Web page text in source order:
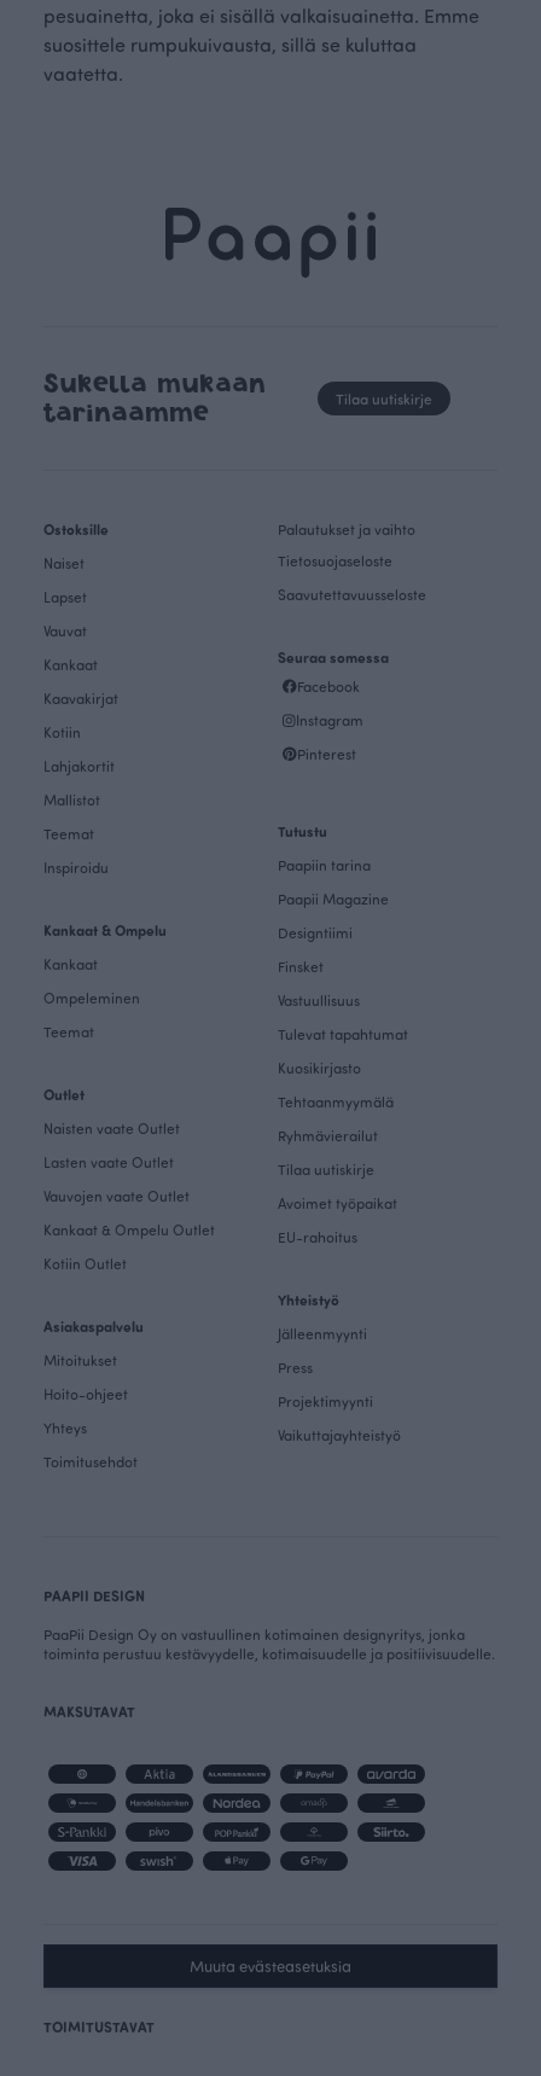
pesuainetta, joka ei sisällä valkaisuainetta. Emme
suosittele rumpukuivausta, sillä se kuluttaa
vaatetta.
Sukella mukaan
tarinaamme
Tilaa uutiskirje
Ostoksille
Naiset
Lapset
Vauvat
Kankaat
Kaavakirjat
Kotiin
Lahjakortit
Mallistot
Teemat
Inspiroidu
Kankaat & Ompelu
Kankaat
Ompeleminen
Teemat
Outlet
Naisten vaate Outlet
Lasten vaate Outlet
Vauvojen vaate Outlet
Kankaat & Ompelu Outlet
Kotiin Outlet
Asiakaspalvelu
Mitoitukset
Hoito-ohjeet
Yhteys
Toimitusehdot
Palautukset ja vaihto
Tietosuojaseloste
Saavutettavuusseloste
Seuraa somessa
Facebook
Instagram
Pinterest
Tutustu
Paapiin tarina
Paapii Magazine
Designtiimi
Finsket
Vastuullisuus
Tulevat tapahtumat
Kuosikirjasto
Tehtaanmyymälä
Ryhmävierailut
Tilaa uutiskirje
Avoimet työpaikat
EU-rahoitus
Yhteistyö
Jälleenmyynti
Press
Projektimyynti
Vaikuttajayhteistyö
PAAPII DESIGN
PaaPii Design Oy on vastuullinen kotimainen designyritys, jonka
toiminta perustuu kestävyydelle, kotimaisuudelle ja positiivisuudelle.
MAKSUTAVAT
Muuta evästeasetuksia
TOIMITUSTAVAT